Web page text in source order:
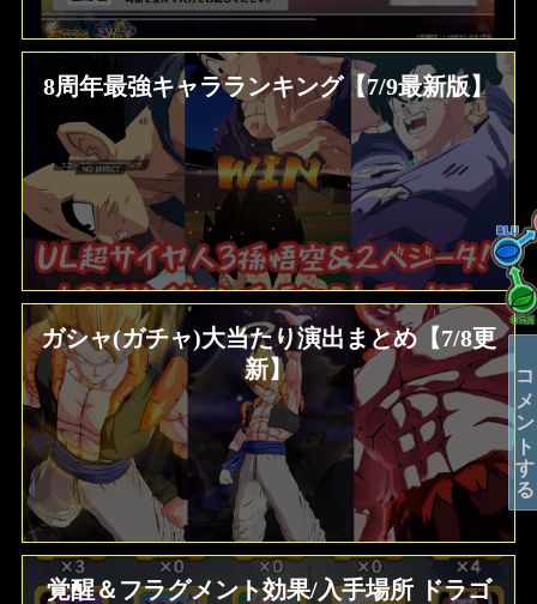
8周年最強キャラランキング【7/9最新版】
ガシャ(ガチャ)大当たり演出まとめ【7/8更
新】
覚醒＆フラグメント効果/入手場所 ドラゴ
コメントする